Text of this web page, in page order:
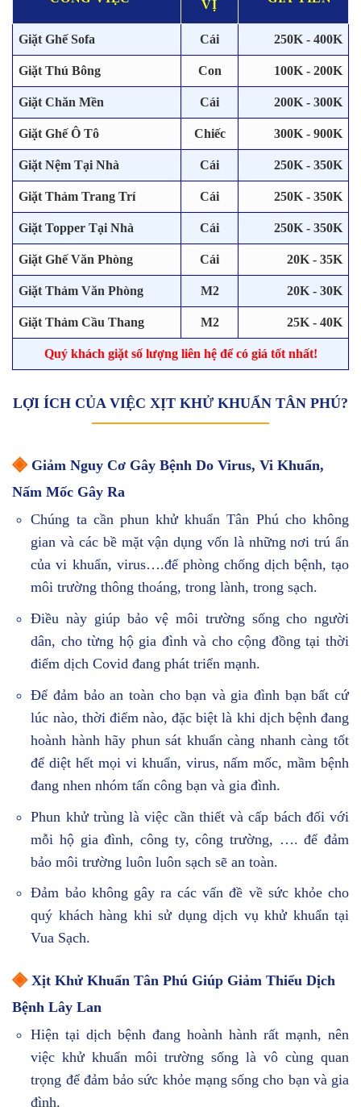
VỊ
Giặt Ghế Sofa Cái 250K - 400K
Giặt Thú Bông Con 100K - 200K
Giặt Chăn Mền Cái 200K - 300K
Giặt Ghế Ô Tô Chiếc 300K - 900K
Giặt Nệm Tại Nhà Cái 250K - 350K
Giặt Thảm Trang Trí Cái 250K - 350K
Giặt Topper Tại Nhà Cái 250K - 350K
Giặt Ghế Văn Phòng Cái 20K - 35K
Giặt Thảm Văn Phòng M2 20K - 30K
Giặt Thảm Cầu Thang M2 25K - 40K
Quý khách giặt số lượng liên hệ để có giá tốt nhất!
LỢI ÍCH CỦA VIỆC XỊT KHỬ KHUẨN TÂN PHÚ?
◈ Giảm Nguy Cơ Gây Bệnh Do Virus, Vi Khuẩn,
Nấm Mốc Gây Ra
Chúng ta cần phun khử khuẩn Tân Phú cho không
gian và các bề mặt vận dụng vốn là những nơi trú ẩn
của vi khuẩn, virus….để phòng chống dịch bệnh, tạo
môi trường thông thoáng, trong lành, trong sạch.
Điều này giúp bảo vệ môi trường sống cho người
dân, cho từng hộ gia đình và cho cộng đồng tại thời
điểm dịch Covid đang phát triển mạnh.
Để đảm bảo an toàn cho bạn và gia đình bạn bất cứ
lúc nào, thời điểm nào, đặc biệt là khi dịch bệnh đang
hoành hành hãy phun sát khuẩn càng nhanh càng tốt
để diệt hết mọi vi khuẩn, virus, nấm mốc, mầm bệnh
đang nhen nhóm tấn công bạn và gia đình.
Phun khử trùng là việc cần thiết và cấp bách đối với
mỗi hộ gia đình, công ty, công trường, …. để đảm
bảo môi trường luôn luôn sạch sẽ an toàn.
Đảm bảo không gây ra các vấn đề về sức khỏe cho
quý khách hàng khi sử dụng dịch vụ khử khuẩn tại
Vua Sạch.
◈ Xịt Khử Khuẩn Tân Phú Giúp Giảm Thiểu Dịch
Bệnh Lây Lan
Hiện tại dịch bệnh đang hoành hành rất mạnh, nên
việc khử khuẩn môi trường sống là vô cùng quan
trọng để đảm bảo sức khỏe mạng sống cho bạn và gia
đình.